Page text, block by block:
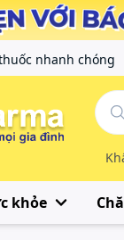
nhanh chóng
khỏe